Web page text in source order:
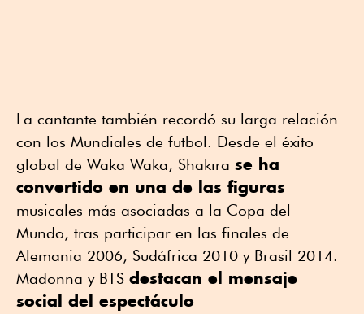
La cantante también recordó su larga relación
con los Mundiales de futbol. Desde el éxito
global de Waka Waka, Shakira se ha
convertido en una de las figuras
musicales más asociadas a la Copa del
Mundo, tras participar en las finales de
Alemania 2006, Sudáfrica 2010 y Brasil 2014.
Madonna y BTS destacan el mensaje
social del espectáculo